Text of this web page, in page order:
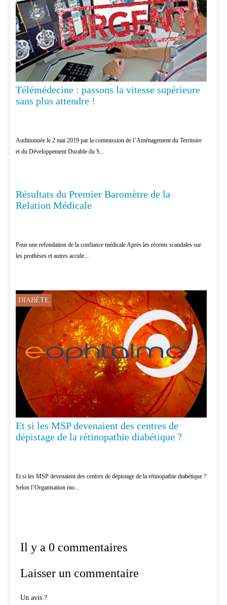
Télémédecine : passons la vitesse supérieure
sans plus attendre !
Auditionnée le 2 mai 2019 par la commission de l’Aménagement du Territoire
et du Développement Durable du S...
PATIENTS
Résultats du Premier Baromètre de la
Relation Médicale
Pour une refondation de la confiance médicale Après les récents scandales sur
les prothèses et autres accide...
DIABÈTE
Et si les MSP devenaient des centres de
dépistage de la rétinopathie diabétique ?
Et si les MSP devenaient des centres de dépistage de la rétinopathie diabétique ?
Selon l’Organisation mo...
Il y a 0 commentaires
Laisser un commentaire
Un avis ?